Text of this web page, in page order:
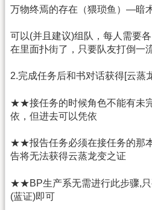
万物终焉的存在（猥琐鱼）—暗
可以(并且建议)组队，每人需要
在里面扑街了，只要队友打倒一
2.完成任务后和书对话获得[云蒸
★★接任务的时候角色不能有未
依，但进去可以凭依
★★报告任务必须在接任务的那
告将无法获得云蒸龙变之证
★★BP生产系无需进行此步骤,只
(蓝证)即可